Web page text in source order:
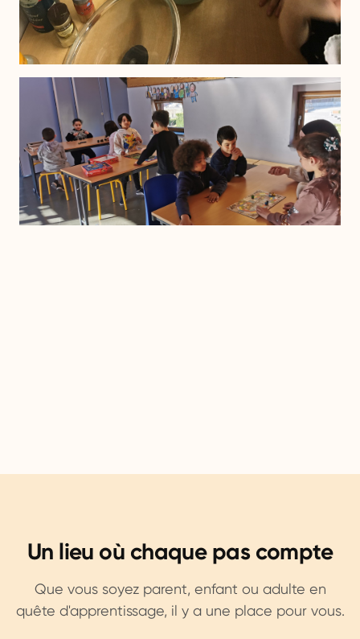
Un lieu où chaque pas compte
Que vous soyez parent, enfant ou adulte en
quête d'apprentissage, il y a une place pour vous.